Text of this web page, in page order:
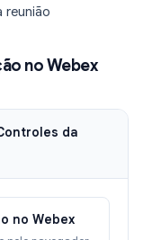
reunião
no Webex
da
no Webex